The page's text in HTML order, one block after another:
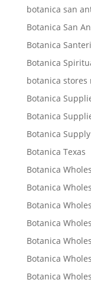
botanica san
Botanica San
Botanica
Botanica
botanica stores
Botanica
Botanica
Botanica Supply
Botanica Texas
Botanica
Botanica
Botanica
Botanica
Botanica
Botanica
Botanica